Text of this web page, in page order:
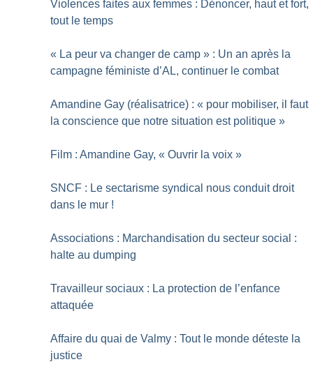
Violences faites aux femmes : Dénoncer, haut et fort,
tout le temps
« La peur va changer de camp » : Un an après la
campagne féministe d’AL, continuer le combat
Amandine Gay (réalisatrice) : « pour mobiliser, il faut
la conscience que notre situation est politique »
Film : Amandine Gay, « Ouvrir la voix »
SNCF : Le sectarisme syndical nous conduit droit
dans le mur !
Associations : Marchandisation du secteur social :
halte au dumping
Travailleur sociaux : La protection de l’enfance
attaquée
Affaire du quai de Valmy : Tout le monde déteste la
justice